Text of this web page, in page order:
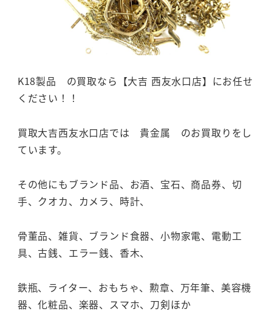
K18製品 の買取なら【大吉 西友水口店】にお任せ
ください！！
買取大吉西友水口店では 貴金属 のお買取りをし
ています。
その他にもブランド品、お酒、宝石、商品券、切
手、クオカ、カメラ、時計、
骨董品、雑貨、ブランド食器、小物家電、電動工
具、古銭、エラー銭、香木、
鉄瓶、ライター、おもちゃ、勲章、万年筆、美容機
器、化粧品、楽器、スマホ、刀剣ほか